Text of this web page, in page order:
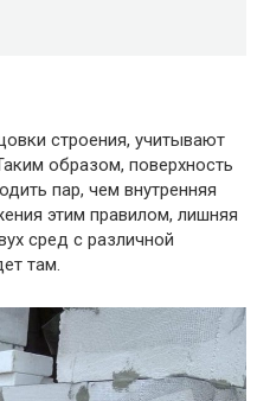
строения, учитывают
образом, поверхность
пар, чем внутренняя
этим правилом, лишняя
сред с различной
там.